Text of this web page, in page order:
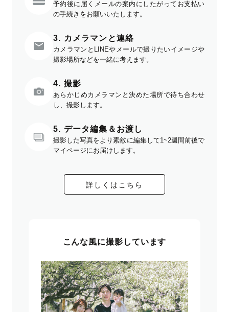
予約後に届くメールの案内にしたがってお支払い
の手続きをお願いいたします。
3. カメラマンと連絡
カメラマンとLINEやメールで撮りたいイメージや
撮影場所などを一緒に考えます。
4. 撮影
あらかじめカメラマンと決めた場所で待ち合わせ
し、撮影します。
5. データ編集＆お渡し
撮影した写真をより素敵に編集して1~2週間前後で
マイページにお届けします。
詳しくはこちら
こんな風に撮影しています